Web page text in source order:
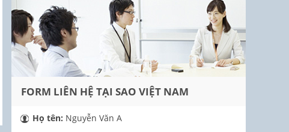
FORM LIÊN HỆ TẠI SAO VIỆT NAM
Họ tên: Nguyễn Văn A